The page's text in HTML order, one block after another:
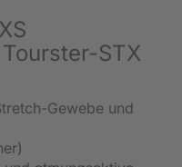
STX
Gewebe und